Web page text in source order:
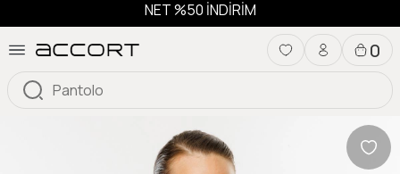
NET %50 İNDİRİM
0